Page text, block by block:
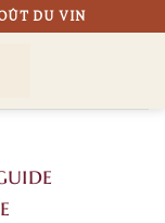
DU VIN